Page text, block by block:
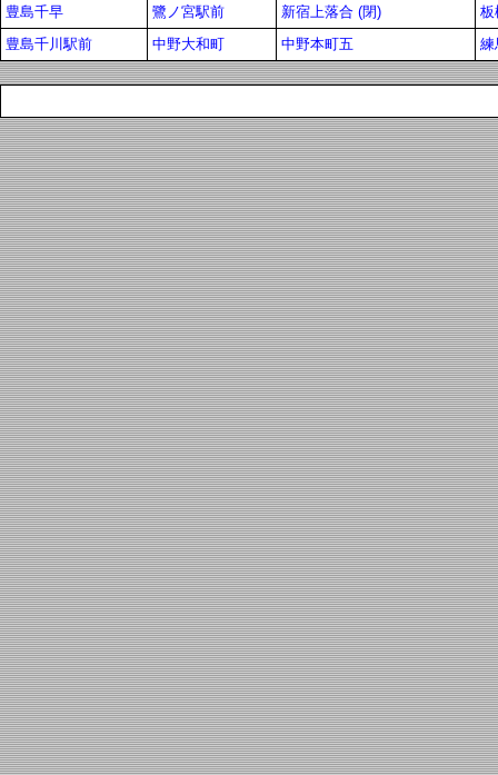
豊島千早
鷺ノ宮駅前 新宿上落合 (閉)
板
豊島千川駅前
中野大和町 中野本町五 練